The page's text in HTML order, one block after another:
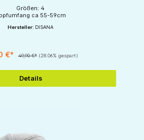
Größen: 4
ca 55-59cm
Hersteller: DISANA
€* 49,90 €* (28.06% gespart)
Details